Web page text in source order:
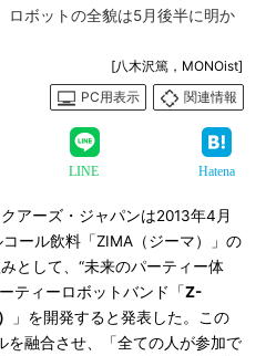
ロボットの全貌は5月後半に明か
[八木沢篤，MONOist]
PC用表示
関連情報
LINE Hatena
アーズ・ジャパンは2013年4月
ール飲料「ZIMA（ジーマ）」の
として、“未来のパーティー体
ティーロボットバンド「Z-
」を開発すると発表した。この
を融合させ、「全ての人が参加で